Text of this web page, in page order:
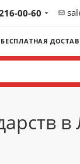
00-60
БЕСПЛАТНАЯ